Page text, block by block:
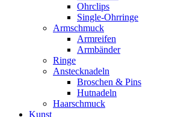
Ohrclips
Single-Ohrringe
Armschmuck
Armreifen
Armbänder
Ringe
Anstecknadeln
Broschen & Pins
Hutnadeln
Haarschmuck
Kunst